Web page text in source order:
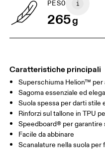
UK
PESO
265g
Caratteristiche principali
Superschiuma Helion™ per
Sagoma essenziale ed
Suola spessa per darti stile
Rinforzi sul tallone in TPU
Speedboard® per garantire
Facile da abbinare
Scanalature nella suola